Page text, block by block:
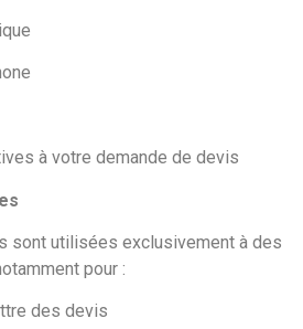
à votre demande de devis
sont utilisées exclusivement à des
pour :
des devis